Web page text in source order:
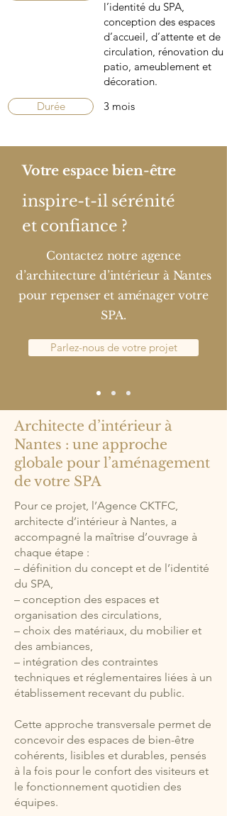
l’identité du SPA,
conception des espaces
d’accueil, d’attente et de
circulation, rénovation du
patio, ameublement et
décoration.
Durée
3 mois
Votre espace bien-être
inspire-t-il sérénité
et confiance ?
Contactez notre agence
d’architecture d’intérieur à Nantes
pour repenser et aménager votre
SPA.
Parlez-nous de votre projet
Architecte d’intérieur à
Nantes : une approche
globale pour l’aménagement
de votre SPA
Pour ce projet, l’Agence CKTFC,
architecte d’intérieur à Nantes, a
accompagné la maîtrise d’ouvrage à
chaque étape :
– définition du concept et de l’identité
du SPA,
– conception des espaces et
organisation des circulations,
– choix des matériaux, du mobilier et
des ambiances,
– intégration des contraintes
techniques et réglementaires liées à un
établissement recevant du public.
Cette approche transversale permet de
concevoir des espaces de bien-être
cohérents, lisibles et durables, pensés
à la fois pour le confort des visiteurs et
le fonctionnement quotidien des
équipes.